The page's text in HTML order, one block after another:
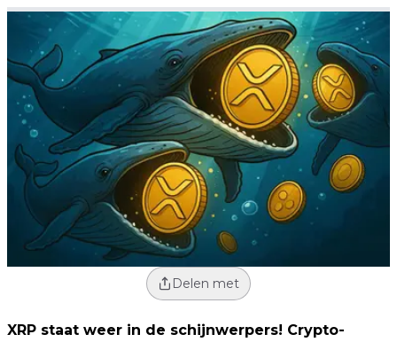
Delen met
XRP staat weer in de schijnwerpers! Crypto-